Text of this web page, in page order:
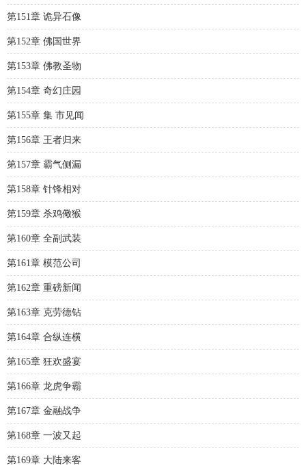
第151章 诡异石像
第152章 佛国世界
第153章 佛教圣物
第154章 奇幻庄园
第155章 集 市见闻
第156章 王者归来
第157章 霸气侧漏
第158章 针锋相对
第159章 杀鸡儆猴
第160章 全副武装
第161章 模范公司
第162章 重磅新闻
第163章 克劳德钻
第164章 合纵连横
第165章 狂欢盛宴
第166章 龙虎争霸
第167章 金融战争
第168章 一波又起
第169章 大陆来客